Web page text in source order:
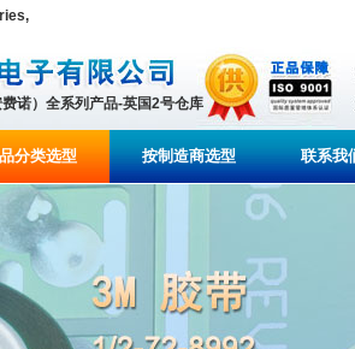
诺）全系列产品-英国2号仓库
分类选型 按制造商选型 联系我